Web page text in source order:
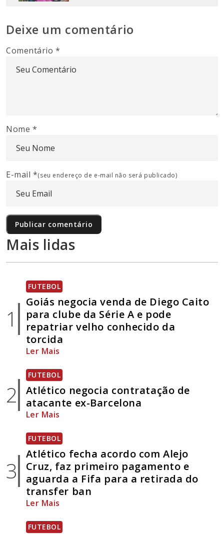
Deixe um comentário
Comentário*
Nome *
E-mail *(seu endereço de e-mail não será publicado)
Mais lidas
1
FUTEBOL
Goiás negocia venda de Diego Caito
para clube da Série A e pode
repatriar velho conhecido da
torcida
Ler Mais
2
FUTEBOL
Atlético negocia contratação de
atacante ex-Barcelona
Ler Mais
3
FUTEBOL
Atlético fecha acordo com Alejo
Cruz, faz primeiro pagamento e
aguarda a Fifa para a retirada do
transfer ban
Ler Mais
FUTEBOL